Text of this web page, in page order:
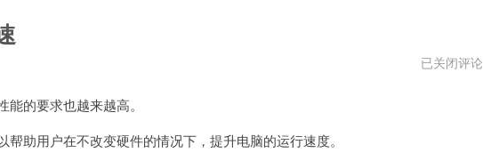
飞
熊
已关闭评论
的要求也越来越高。
助用户在不改变硬件的情况下，提升电脑的运行速度。